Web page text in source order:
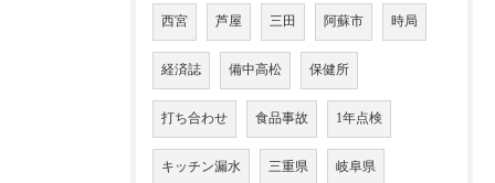
西宮 芦屋 三田 阿蘇市 時局
経済誌 備中高松 保健所
打ち合わせ 食品事故 1年点検
キッチン漏水 三重県 岐阜県